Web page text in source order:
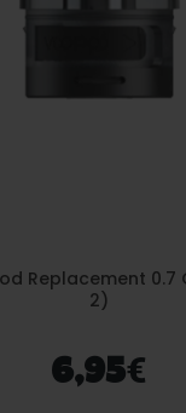
Replacement 0.7
2)
6,95€